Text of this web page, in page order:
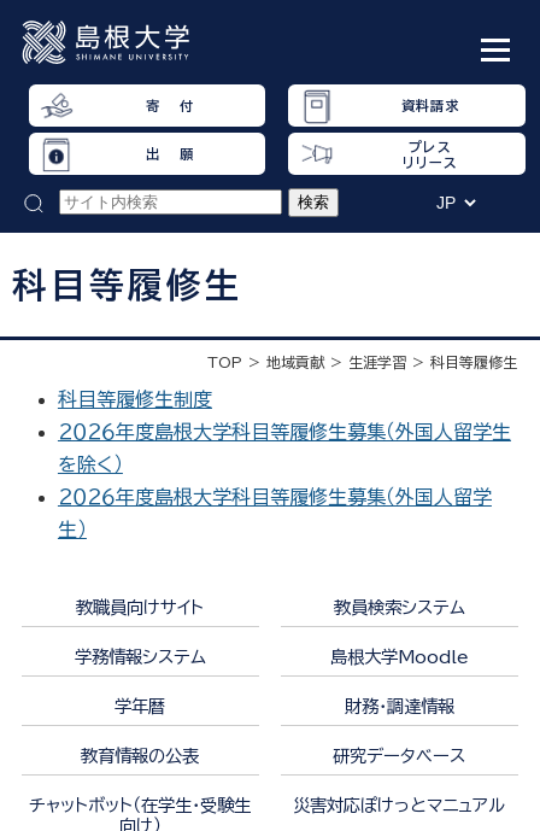
寄 付 資料請求
出 願
プレス
リリース
科目等履修生
TOP 地域貢献 生涯学習 科目等履修生
科目等履修生制度
２０２６年度島根大学科目等履修生募集（外国人留学生
を除く）
２０２６年度島根大学科目等履修生募集（外国人留学
生）
教職員向けサイト 教員検索システム
学務情報システム 島根大学Moodle
学年暦 財務・調達情報
教育情報の公表 研究データベース
チャットボット（在学生・受験生
向け）
災害対応ぽけっとマニュアル